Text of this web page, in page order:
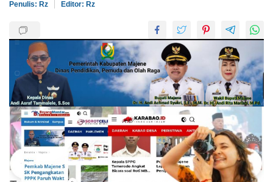
Penulis: Rz Editor: Rz